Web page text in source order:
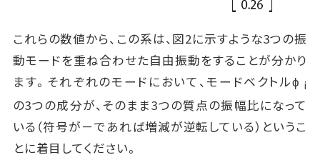
これらの数値から、この系は、図2に示すような3つの振
動モードを重ね合わせた自由振動をすることが分かり
ます。それぞれのモードにおいて、モードベクトルϕ i
の3つの成分が、そのまま3つの質点の振幅比になって
いる（符号が－であれば増減が逆転している）というこ
とに着目してください。